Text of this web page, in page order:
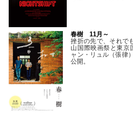
春樹 11月～
挫折の先で、それ
山国際映画祭と東京
ャン・リュル（張律
公開。